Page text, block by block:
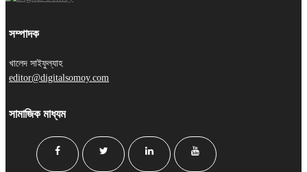
সম্পাদক
খালেদ সাইফুল্যাহ
editor@digitalsomoy.com
সামাজিক মাধ্যম